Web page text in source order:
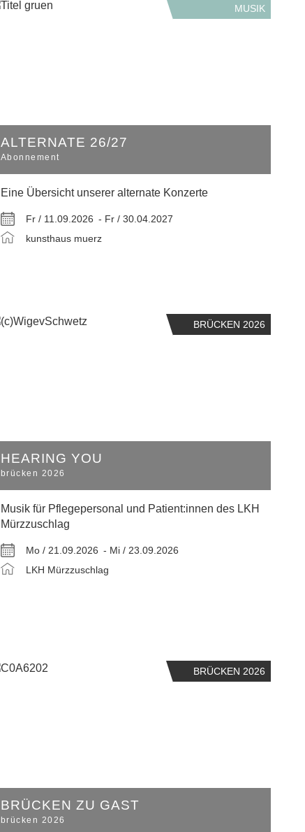
MUSIK
ALTERNATE 26/27
Abonnement
Eine Übersicht unserer alternate Konzerte
Fr / 11.09.2026 - Fr / 30.04.2027
kunsthaus muerz
BRÜCKEN 2026
HEARING YOU
brücken 2026
Musik für Pflegepersonal und Patient:innen des LKH
Mürzzuschlag
Mo / 21.09.2026 - Mi / 23.09.2026
LKH Mürzzuschlag
BRÜCKEN 2026
BRÜCKEN ZU GAST
brücken 2026